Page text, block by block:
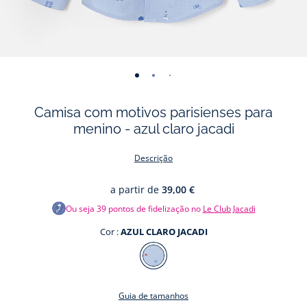
-
01 02 03
Camisa com motivos parisienses para
menino - azul claro jacadi
Descrição
a partir de 39,00 €
Ou seja 39pontos de fidelização no Le Club Jacadi
Cor :AZUL CLARO JACADI
Cor
AZUL
JACADI
Guia de tamanhos